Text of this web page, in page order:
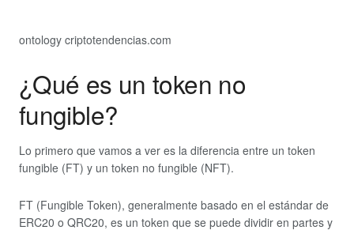
ontology criptotendencias.com
¿Qué es un token no
fungible?
Lo primero que vamos a ver es la diferencia entre un token
fungible (FT) y un token no fungible (NFT).
FT (Fungible Token), generalmente basado en el estándar de
ERC20 o QRC20, es un token que se puede dividir en partes y